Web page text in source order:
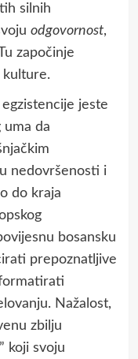
silnih
odgovornost,
započinje
kulture.
jeste
uma da
nedovršenosti i
do kraja
bosansku
prepoznatljive
Nažalost,
zbilju
koji svoju